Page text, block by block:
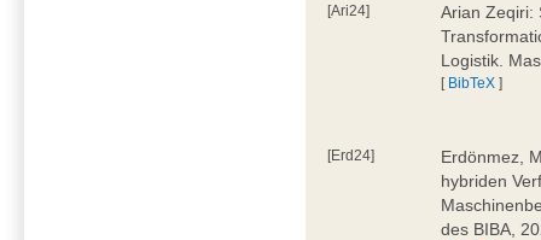
[Ari24]
Arian Zeqiri:
Logistik.
[ BibTeX ]
[Erd24]
Erdönmez,
hybriden
des BIBA,